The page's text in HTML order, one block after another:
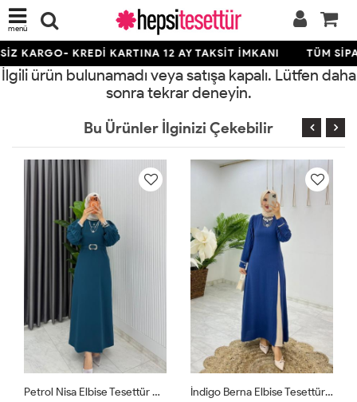
menü
KARGO- KREDİ KARTINA 12 AY TAKSİT İMKANI TÜM
İlgili ürün bulunamadı veya satışa kapalı. Lütfen daha
sonra tekrar deneyin.
Bu Ürünler İlginizi Çekebilir
Petrol Nisa Elbise Tesettür Giyim İndigo Berna Elbise Tesettür Giyim